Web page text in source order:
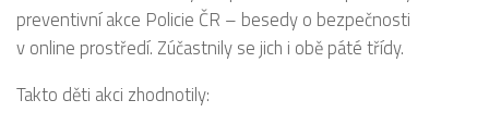
preventivní akce Policie ČR – besedy o bezpečnosti
v online prostředí. Zúčastnily se jich i obě páté třídy.
Takto děti akci zhodnotily: